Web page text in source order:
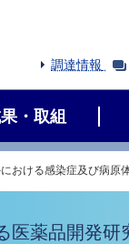
調達情報
・取組
における感染症及び病原
医薬品開発研